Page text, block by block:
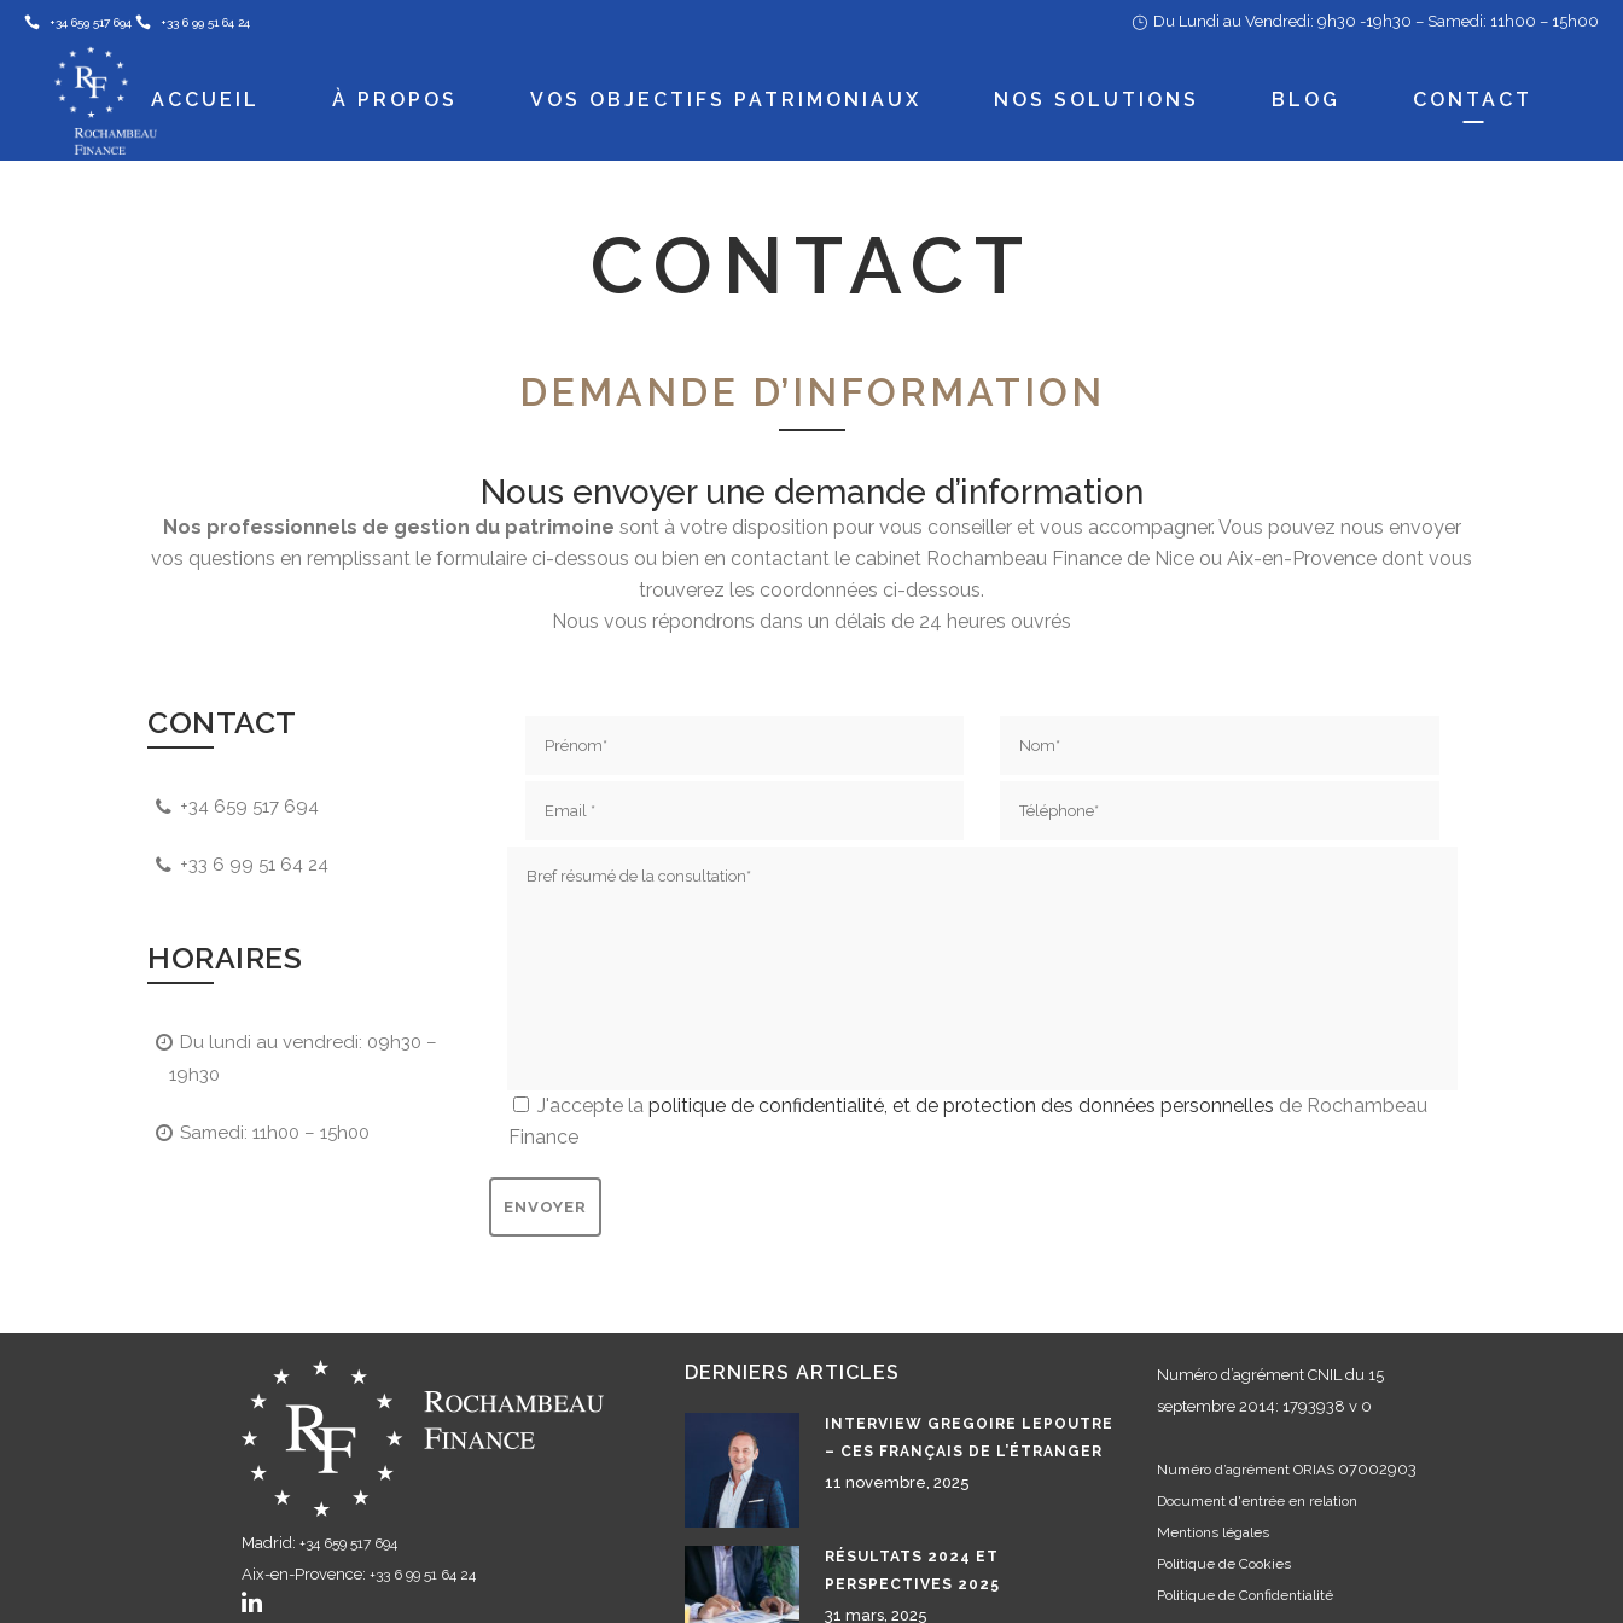
+34 659 517 694 +33 6 99 51 64 24 Du Lundi au Vendredi: 9h30 -19h30 – Samedi: 11h00 – 15h00
ACCUEIL À PROPOS VOS OBJECTIFS PATRIMONIAUX NOS SOLUTIONS BLOG CONTACT
CONTACT
DEMANDE D’INFORMATION
Nous envoyer une demande d’information
Nos professionnels de gestion du patrimoine sont à votre disposition pour vous conseiller et vous accompagner. Vous pouvez nous envoyer
vos questions en remplissant le formulaire ci-dessous ou bien en contactant le cabinet Rochambeau Finance de Nice ou Aix-en-Provence dont vous
trouverez les coordonnées ci-dessous.
Nous vous répondrons dans un délais de 24 heures ouvrés
CONTACT
+34 659 517 694
+33 6 99 51 64 24
HORAIRES
Du lundi au vendredi: 09h30 –
19h30
Samedi: 11h00 – 15h00
J'accepte la politique de confidentialité, et de protection des données personnelles de Rochambeau
Finance
Madrid: +34 659 517 694
Aix-en-Provence: +33 6 99 51 64 24
DERNIERS ARTICLES
INTERVIEW GREGOIRE LEPOUTRE
– CES FRANÇAIS DE L’ÉTRANGER
11 novembre, 2025
RÉSULTATS 2024 ET
PERSPECTIVES 2025
31 mars, 2025
Numéro d’agrément CNIL du 15
septembre 2014: 1793938 v 0
Numéro d’agrément ORIAS 07002903
Document d'entrée en relation
Mentions légales
Politique de Cookies
Politique de Confidentialité